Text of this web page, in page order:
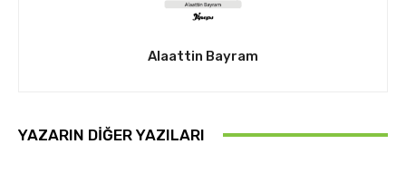
Alaattin Bayram
YAZARIN DIĞER YAZILARI